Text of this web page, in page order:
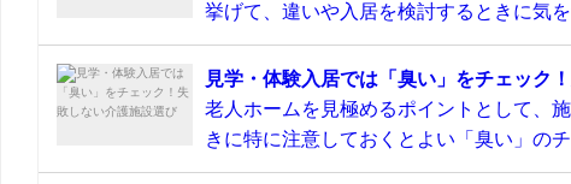
挙げて、違いや入居を検討するときに気
見学・体験入居では「臭い」をチェック
老人ホームを見極めるポイントとして、
きに特に注意しておくとよい「臭い」の